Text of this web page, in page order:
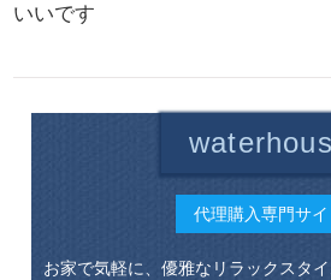
いいです
代理購入専門サイ
お家で気軽に、優雅なリラックスタ